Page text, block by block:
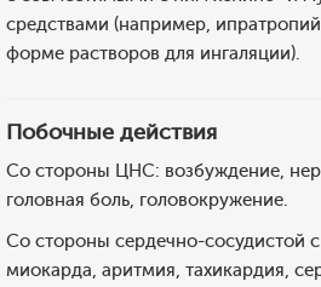
средствами (например,
форме растворов для ингаляции).
Побочные действия
Со стороны ЦНС: возбуждение,
головная боль, головокружение.
Со стороны сердечно-сосудистой
миокарда, аритмия, тахикардия,